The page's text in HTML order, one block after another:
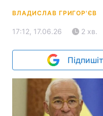
ВЛАДИСЛАВ ГРИГОР'ЄВ
17:12, 17.06.26 2 хв.